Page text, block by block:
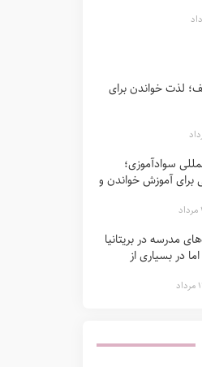
لذت خواندن برای
سوادآموزی؛
برای آموزش خواندن و
مدرسه در بریتانیا
در بسیاری از